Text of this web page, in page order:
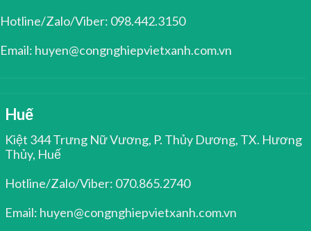
Hotline/Zalo/Viber: 098.442.3150
Email: huyen@congnghiepvietxanh.com.vn
Huế
Kiệt 344 Trưng Nữ Vương, P. Thủy Dương, TX. Hương
Thủy, Huế
Hotline/Zalo/Viber: 070.865.2740
Email: huyen@congnghiepvietxanh.com.vn